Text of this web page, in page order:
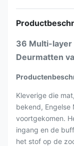
36 Multi-layer
Deurmatten
Kleverige die
bekend, Engelse
voortgekomen.
ingang en de
het stof op de